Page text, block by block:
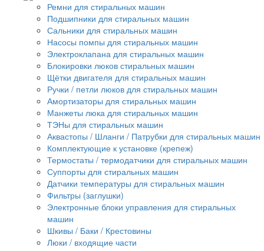
Ремни для стиральных машин
Подшипники для стиральных машин
Сальники для стиральных машин
Насосы помпы для стиральных машин
Электроклапана для стиральных машин
Блокировки люков стиральных машин
Щётки двигателя для стиральных машин
Ручки / петли люков для стиральных машин
Амортизаторы для стиральных машин
Манжеты люка для стиральных машин
ТЭНы для стиральных машин
Аквастопы / Шланги / Патрубки для стиральных машин
Комплектующие к установке (крепеж)
Термостаты / термодатчики для стиральных машин
Суппорты для стиральных машин
Датчики температуры для стиральных машин
Фильтры (заглушки)
Электронные блоки управления для стиральных
машин
Шкивы / Баки / Крестовины
Люки / входящие части